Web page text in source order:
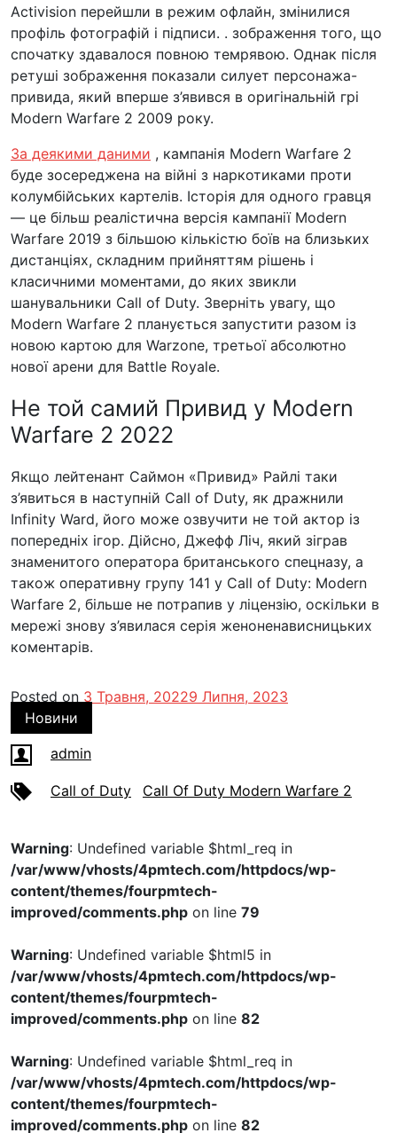
Activision перейшли в режим офлайн, змінилися
профіль фотографій і підписи. . зображення того, що
спочатку здавалося повною темрявою. Однак після
ретуші зображення показали силует персонажа-
привида, який вперше з’явився в оригінальній грі
Modern Warfare 2 2009 року.
За деякими даними , кампанія Modern Warfare 2
буде зосереджена на війні з наркотиками проти
колумбійських картелів. Історія для одного гравця
— це більш реалістична версія кампанії Modern
Warfare 2019 з більшою кількістю боїв на близьких
дистанціях, складним прийняттям рішень і
класичними моментами, до яких звикли
шанувальники Call of Duty. Зверніть увагу, що
Modern Warfare 2 планується запустити разом із
новою картою для Warzone, третьої абсолютно
нової арени для Battle Royale.
Не той самий Привид у Modern
Warfare 2 2022
Якщо лейтенант Саймон «Привид» Райлі таки
з’явиться в наступній Call of Duty, як дражнили
Infinity Ward, його може озвучити не той актор із
попередніх ігор. Дійсно, Джефф Ліч, який зіграв
знаменитого оператора британського спецназу, а
також оперативну групу 141 у Call of Duty: Modern
Warfare 2, більше не потрапив у ліцензію, оскільки в
мережі знову з’явилася серія женоненависницьких
коментарів.
Posted on 3 Травня, 20229 Липня, 2023
Новини
admin
Call of Duty Call Of Duty Modern Warfare 2
Warning: Undefined variable $html_req in
/var/www/vhosts/4pmtech.com/httpdocs/wp-
content/themes/fourpmtech-
improved/comments.php on line 79
Warning: Undefined variable $html5 in
/var/www/vhosts/4pmtech.com/httpdocs/wp-
content/themes/fourpmtech-
improved/comments.php on line 82
Warning: Undefined variable $html_req in
/var/www/vhosts/4pmtech.com/httpdocs/wp-
content/themes/fourpmtech-
improved/comments.php on line 82